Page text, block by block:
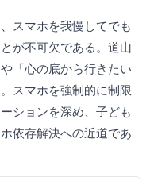
スマホを我慢してでも
が不可欠である。道山
「心の底から行きたい
スマホを強制的に制限
ションを深め、子ども
依存解決への近道であ